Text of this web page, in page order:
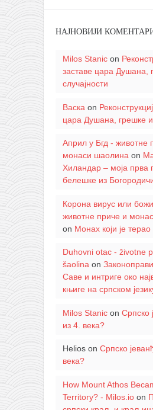
НАЈНОВИЈИ
Milos Stanicon
заставе цара Душана,
случајности
Васка on
цара Душана, грешке и
Април у Бгд - животне
монаси шаолинаon
Хиландар – моја прва
белешке из
Корона вирус или
животне приче и
on Монах који је терао
Duhovni otac - životne
šaolinaon
Саве и интриге око
књиге на српском
Milos Stanicon Српско
из 4. века?
Helioson Српско
века?
How Mount Athos
Territory? - Milos.ioon